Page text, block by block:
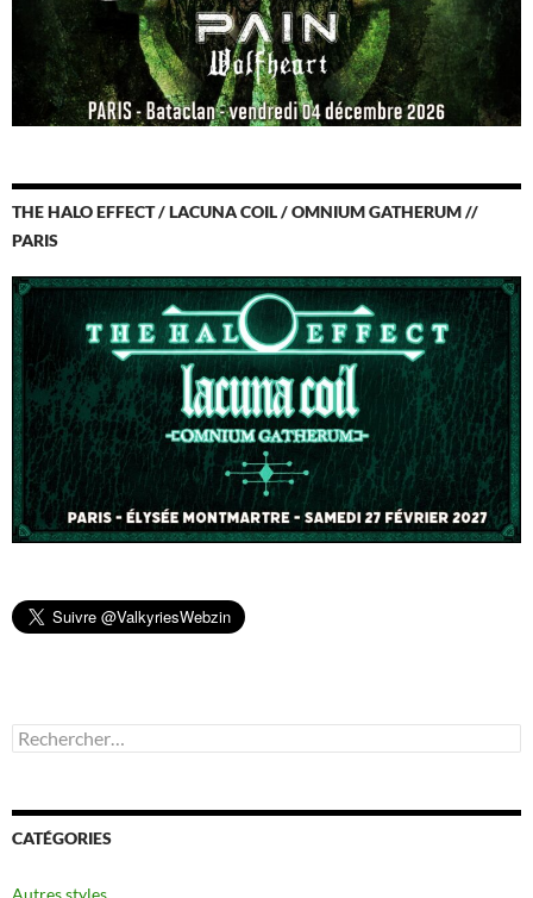
THE HALO EFFECT / LACUNA COIL / OMNIUM GATHERUM //
PARIS
Rechercher :
CATÉGORIES